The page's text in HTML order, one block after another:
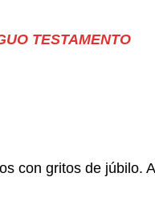
TESTAMENTO
con gritos de júbilo.